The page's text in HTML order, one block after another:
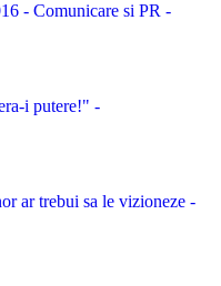
- Comunicare si PR -
i putere!" -
ar trebui sa le vizioneze -